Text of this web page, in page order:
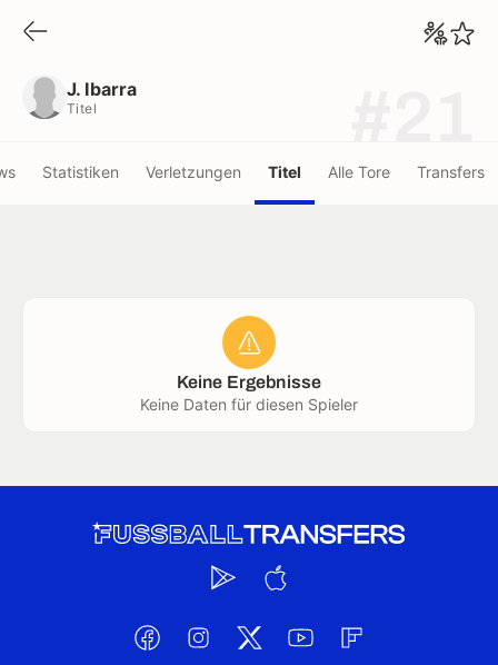
J. Ibarra
Titel
Statistiken Verletzungen Titel Alle Tore Transfers
Keine Ergebnisse
Keine Daten für diesen Spieler